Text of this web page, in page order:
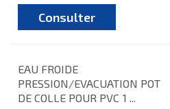
Consulter
EAU FROIDE
PRESSION/EVACUATION POT
DE COLLE POUR PVC 1 ...